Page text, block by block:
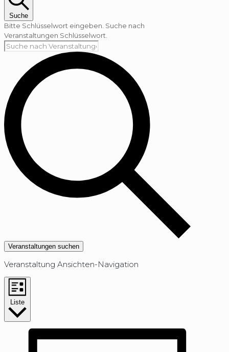
Suche
Bitte Schlüsselwort eingeben. Suche nach
Veranstaltungen Schlüsselwort.
Veranstaltungen suchen
Veranstaltung Ansichten-Navigation
Liste